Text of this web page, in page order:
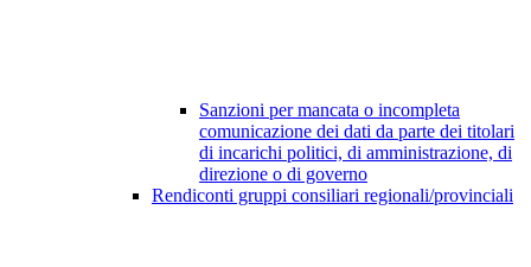
Sanzioni per mancata o incompleta
comunicazione dei dati da parte dei titolari
di incarichi politici, di amministrazione, di
direzione o di governo
Rendiconti gruppi consiliari regionali/provinciali